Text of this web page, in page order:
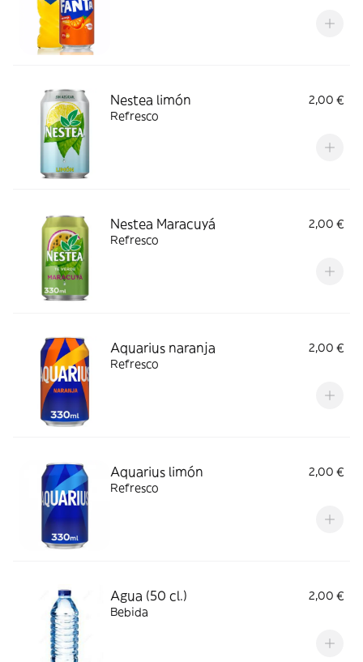
Nestea limón
2,00 €
Refresco
Nestea Maracuyá
2,00 €
Refresco
Aquarius naranja
2,00 €
Refresco
Aquarius limón
2,00 €
Refresco
Agua (50 cl.)
2,00 €
Bebida